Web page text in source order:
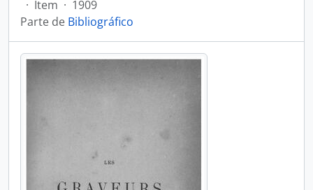
· Item · 1909
Parte de Bibliográfico